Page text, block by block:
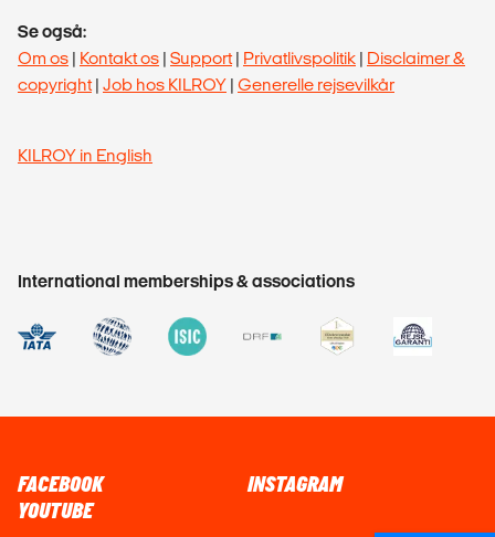
Se også:
Om os | Kontakt os | Support| Privatlivspolitik | Disclaimer &
copyright| Job hos KILROY | Generelle rejsevilkår
KILROY in English
International memberships & associations
FACEBOOK
INSTAGRAM
YOUTUBE